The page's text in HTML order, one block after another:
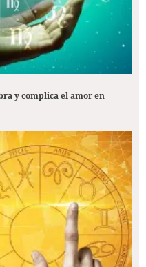
y complica el amor en